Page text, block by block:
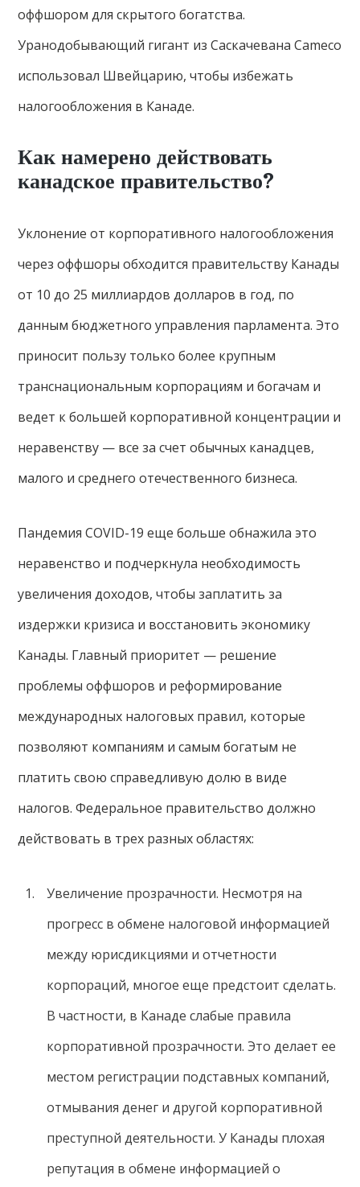
оффшором для скрытого богатства.
Уранодобывающий гигант из Саскачевана Cameco
использовал Швейцарию, чтобы избежать
налогообложения в Канаде.
Как намерено действовать
канадское правительство?
Уклонение от корпоративного налогообложения
через оффшоры обходится правительству Канады
от 10 до 25 миллиардов долларов в год, по
данным бюджетного управления парламента. Это
приносит пользу только более крупным
транснациональным корпорациям и богачам и
ведет к большей корпоративной концентрации и
неравенству — все за счет обычных канадцев,
малого и среднего отечественного бизнеса.
Пандемия COVID-19 еще больше обнажила это
неравенство и подчеркнула необходимость
увеличения доходов, чтобы заплатить за
издержки кризиса и восстановить экономику
Канады. Главный приоритет — решение
проблемы оффшоров и реформирование
международных налоговых правил, которые
позволяют компаниям и самым богатым не
платить свою справедливую долю в виде
налогов. Федеральное правительство должно
действовать в трех разных областях:
Увеличение прозрачности. Несмотря на
прогресс в обмене налоговой информацией
между юрисдикциями и отчетности
корпораций, многое еще предстоит сделать.
В частности, в Канаде слабые правила
корпоративной прозрачности. Это делает ее
местом регистрации подставных компаний,
отмывания денег и другой корпоративной
преступной деятельности. У Канады плохая
репутация в обмене информацией о